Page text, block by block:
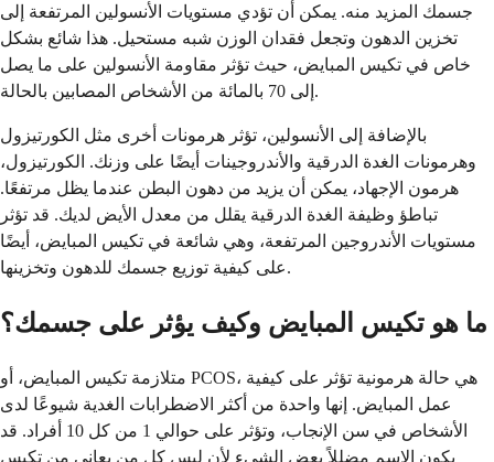
جسمك المزيد منه. يمكن أن تؤدي مستويات الأنسولين المرتفعة إلى
تخزين الدهون وتجعل فقدان الوزن شبه مستحيل. هذا شائع بشكل
خاص في تكيس المبايض، حيث تؤثر مقاومة الأنسولين على ما يصل
إلى 70 بالمائة من الأشخاص المصابين بالحالة.
بالإضافة إلى الأنسولين، تؤثر هرمونات أخرى مثل الكورتيزول
وهرمونات الغدة الدرقية والأندروجينات أيضًا على وزنك. الكورتيزول،
هرمون الإجهاد، يمكن أن يزيد من دهون البطن عندما يظل مرتفعًا.
تباطؤ وظيفة الغدة الدرقية يقلل من معدل الأيض لديك. قد تؤثر
مستويات الأندروجين المرتفعة، وهي شائعة في تكيس المبايض، أيضًا
على كيفية توزيع جسمك للدهون وتخزينها.
ما هو تكيس المبايض وكيف يؤثر على جسمك؟
متلازمة تكيس المبايض، أو PCOS، هي حالة هرمونية تؤثر على كيفية
عمل المبايض. إنها واحدة من أكثر الاضطرابات الغدية شيوعًا لدى
الأشخاص في سن الإنجاب، وتؤثر على حوالي 1 من كل 10 أفراد. قد
يكون الاسم مضللاً بعض الشيء لأن ليس كل من يعاني من تكيس